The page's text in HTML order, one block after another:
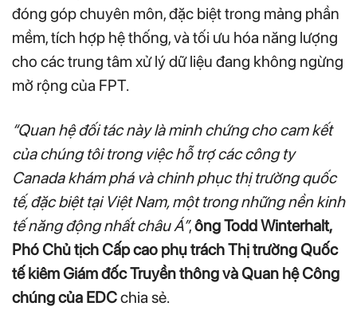
đóng góp chuyên môn, đặc biệt trong mảng phần
mềm, tích hợp hệ thống, và tối ưu hóa năng lượng
cho các trung tâm xử lý dữ liệu đang không ngừng
mở rộng của FPT.
“Quan hệ đối tác này là minh chứng cho cam kết
của chúng tôi trong việc hỗ trợ các công ty
Canada khám phá và chinh phục thị trường quốc
tế, đặc biệt tại Việt Nam, một trong những nền kinh
tế năng động nhất châu Á”,ông Todd Winterhalt,
Phó Chủ tịch Cấp cao phụ trách Thị trường Quốc
tế kiêm Giám đốc Truyền thông và Quan hệ Công
chúng của EDCchia sẻ.